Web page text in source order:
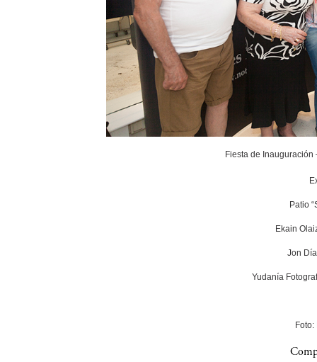
Fiesta de
Patio
Ekain
Jon
Yudanía
Foto: